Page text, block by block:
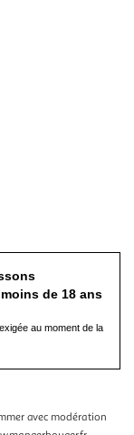
de 18 ans
au moment de la
avec modération